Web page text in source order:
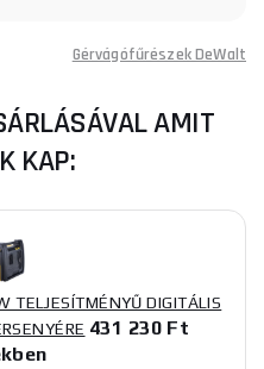
Gérvágófűrészek DeWalt
AMIT
KAP:
DIGITÁLIS
431 230 Ft